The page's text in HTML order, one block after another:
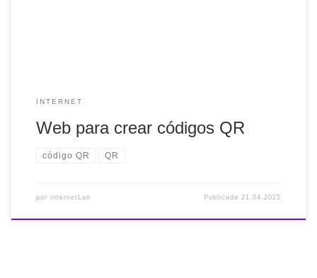
INTERNET
Web para crear códigos QR
código QR QR
por internetLan Publicada 21.04.2025